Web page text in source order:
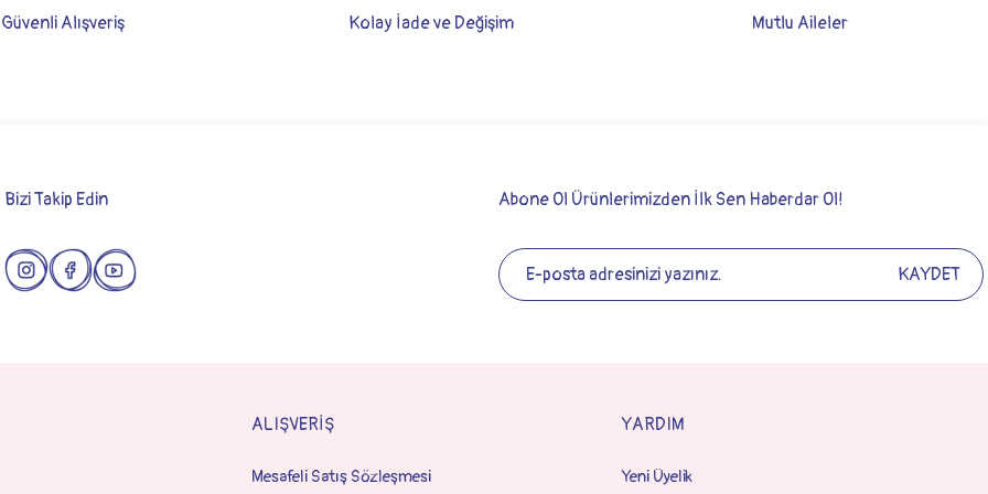
Güvenli Alışveriş Kolay İade ve Değişim Mutlu Aileler
Bizi Takip Edin Abone Ol Ürünlerimizden İlk Sen Haberdar Ol!
KAYDET
ALIŞVERİŞ
Mesafeli Satış Sözleşmesi
YARDIM
Yeni Üyelik